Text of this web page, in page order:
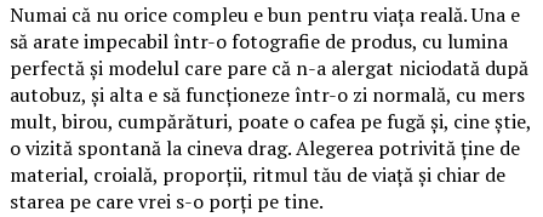
Numai că nu orice compleu e bun pentru viața reală. Una e
să arate impecabil într-o fotografie de produs, cu lumina
perfectă și modelul care pare că n-a alergat niciodată după
autobuz, și alta e să funcționeze într-o zi normală, cu mers
mult, birou, cumpărături, poate o cafea pe fugă și, cine știe,
o vizită spontană la cineva drag. Alegerea potrivită ține de
material, croială, proporții, ritmul tău de viață și chiar de
starea pe care vrei s-o porți pe tine.